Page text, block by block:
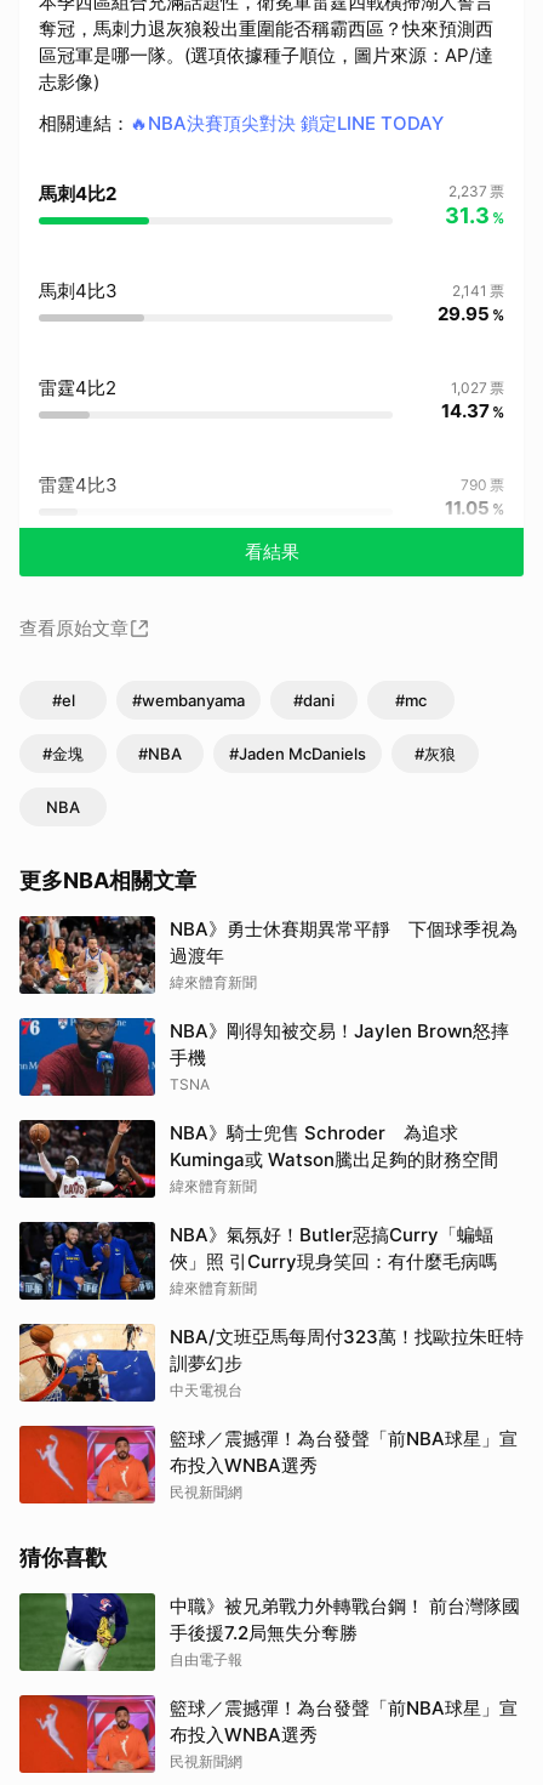
奪冠，馬刺力退灰狼殺出重圍能否稱霸西區？快來預測西
區冠軍是哪一隊。(選項依據種子順位，圖片來源：AP/達
志影像)
相關連結 ： 🔥NBA決賽頂尖對決 鎖定LINE TODAY
馬刺4比2 2,237 票
31.3 %
馬刺4比3 2,141 票
29.95 %
雷霆4比2 1,027 票
14.37 %
雷霆4比3 790 票
11.05 %
看結果
查看原始文章
#el #wembanyama #dani #mc
#金塊 #NBA #Jaden McDaniels #灰狼
NBA
更多NBA相關文章
NBA》勇士休賽期異常平靜 下個球季視為
過渡年
緯來體育新聞
NBA》剛得知被交易！Jaylen Brown怒摔
手機
TSNA
NBA》騎士兜售 Schroder 為追求
Kuminga或 Watson騰出足夠的財務空間
緯來體育新聞
NBA》氣氛好！Butler惡搞Curry「蝙蝠
俠」照 引Curry現身笑回：有什麼毛病嗎
緯來體育新聞
NBA/文班亞馬每周付323萬！找歐拉朱旺特
訓夢幻步
中天電視台
籃球／震撼彈！為台發聲「前NBA球星」宣
布投入WNBA選秀
民視新聞網
猜你喜歡
中職》被兄弟戰力外轉戰台鋼！ 前台灣隊國
手後援7.2局無失分奪勝
自由電子報
籃球／震撼彈！為台發聲「前NBA球星」宣
布投入WNBA選秀
民視新聞網